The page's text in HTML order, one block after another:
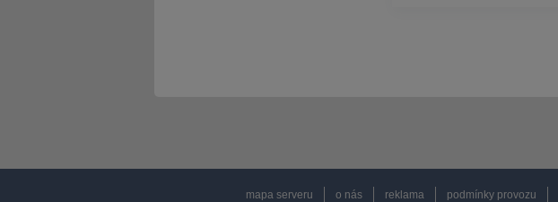
mapa serveru o nás reklama podmínky provozu